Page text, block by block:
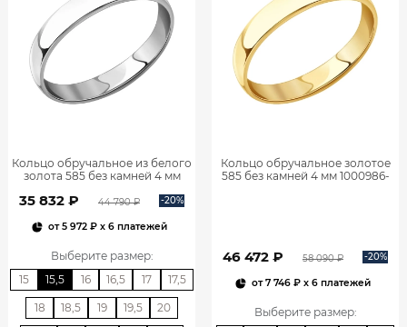
Кольцо обручальное из белого
золота 585 без камней 4 мм
35 832 ₽ 44 790 ₽ -20%
от5 972 ₽x 6 платежей
Выберите размер:
15
15,5 16 16,5 17 17,5
18 18,5 19 19,5 20
Кольцо обручальное золотое
585 без камней 4 мм 1000986-
46 472 ₽ 58 090 ₽ -20%
от7 746 ₽x 6 платежей
Выберите размер: